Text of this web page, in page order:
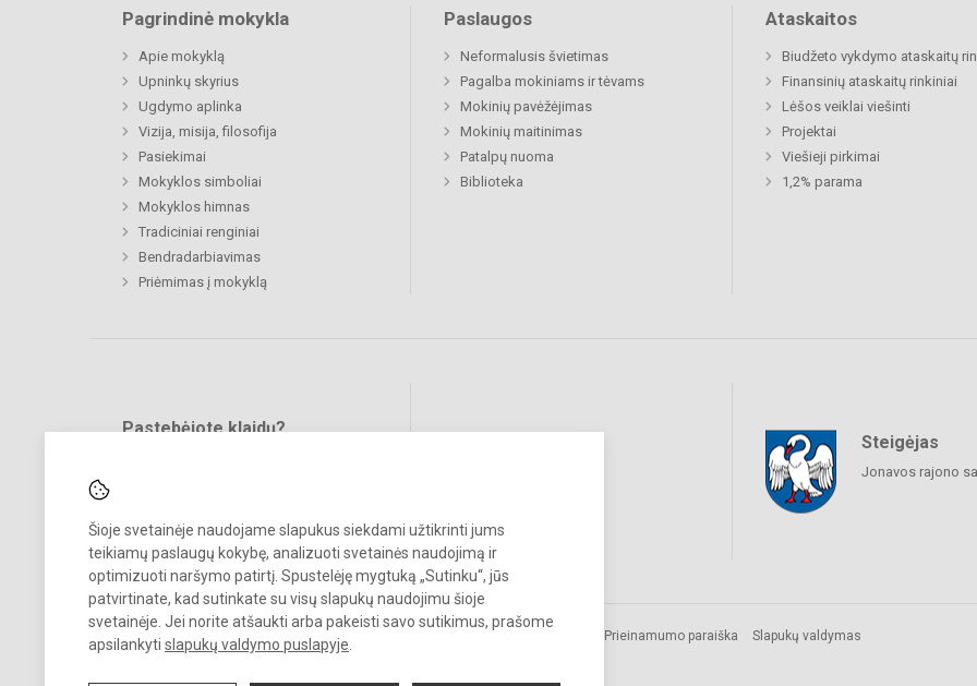
Šioje svetainėje naudojame slapukus siekdami užtikrinti jums
teikiamų paslaugų kokybę, analizuoti svetainės naudojimą ir
optimizuoti naršymo patirtį. Spustelėję mygtuką „Sutinku“, jūs
patvirtinate, kad sutinkate su visų slapukų naudojimu šioje
svetainėje. Jei norite atšaukti arba pakeisti savo sutikimus, prašome
apsilankyti slapukų valdymo puslapyje
Pagrindinė mokykla
Apie mokyklą
Upninkų skyrius
Ugdymo aplinka
Vizija, misija, filosofija
Pasiekimai
Mokyklos simboliai
Mokyklos himnas
Tradiciniai renginiai
Bendradarbiavimas
Priėmimas į mokyklą
Paslaugos
Neformalusis švietimas
Pagalba mokiniams ir tėvams
Mokinių pavėžėjimas
Mokinių maitinimas
Patalpų nuoma
Biblioteka
Ataskaitos
Biudžeto vykdymo ataskaitų
Finansinių ataskaitų rinkiniai
Lėšos veiklai viešinti
Projektai
Viešieji pirkimai
1,2% parama
Pastebėjote klaidų?
Steigėjas
Jonavos rajono
© 2023. Jonavos Lietavos pagrindinė mokykla. Visos teisės saugomos.
Kopijuoti turinį be raštiško įstaigos administracijos sutikimo griežtai
Prieinamumo paraiška Slapukų valdymas